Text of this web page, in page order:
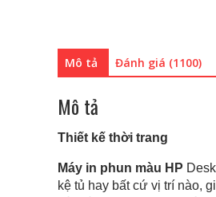
Mô tả Đánh giá (1100)
Mô tả
Thiết kế thời trang
Máy in phun màu HP
kệ tủ hay bất cứ vị trí nào,